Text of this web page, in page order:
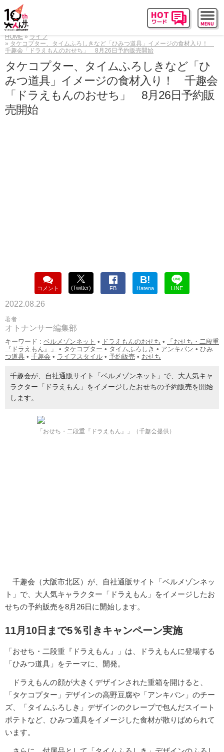
HOME
ライフ
タケコプター、タイムふろしきなど「ひみつ道具」イメージの食材入り！
千趣会「ドラえもんのおせち」 8月26日予約販売開始
タケコプター、タイムふろしきなど「ひ
みつ道具」イメージの食材入り！ 千趣会
「ドラえもんのおせち」 8月26日予約販
売開始
コメント (Twitter) FB
B!
Hatena LINE
2022.08.26
著者 :
オトナンサー編集部
キーワード : ベルメゾンネット • ドラえもんのおせち •
「おせち・二段重
『ドラえもん』」
• タケコプター • タイムふろしき • アンキパン • ひみ
つ道具 • 千趣会 • ライフスタイル • 予約販売 • おせち
千趣会が、自社通販サイト「ベルメゾンネット」で、大人気キャ
ラクター「ドラえもん」をイメージしたおせちの予約販売を開始
します。
「おせち・二段重『ドラえもん』」（千趣会提供）
千趣会（大阪市北区）が、自社通販サイト「ベルメゾンネッ
ト」で、大人気キャラクター「ドラえもん」をイメージしたお
せちの予約販売を8月26日に開始します。
11月10日まで5％引きキャンペーン実施
「おせち・二段重『ドラえもん』」は、ドラえもんに登場する
「ひみつ道具」をテーマに、開発。
ドラえもんの顔が大きくデザインされた重箱を開けると、
「タケコプター」デザインの高野豆腐や「アンキパン」のチー
ズ、「タイムふろしき」デザインのクレープで包んだスイート
ポテトなど、ひみつ道具をイメージした食材が散りばめられて
います。